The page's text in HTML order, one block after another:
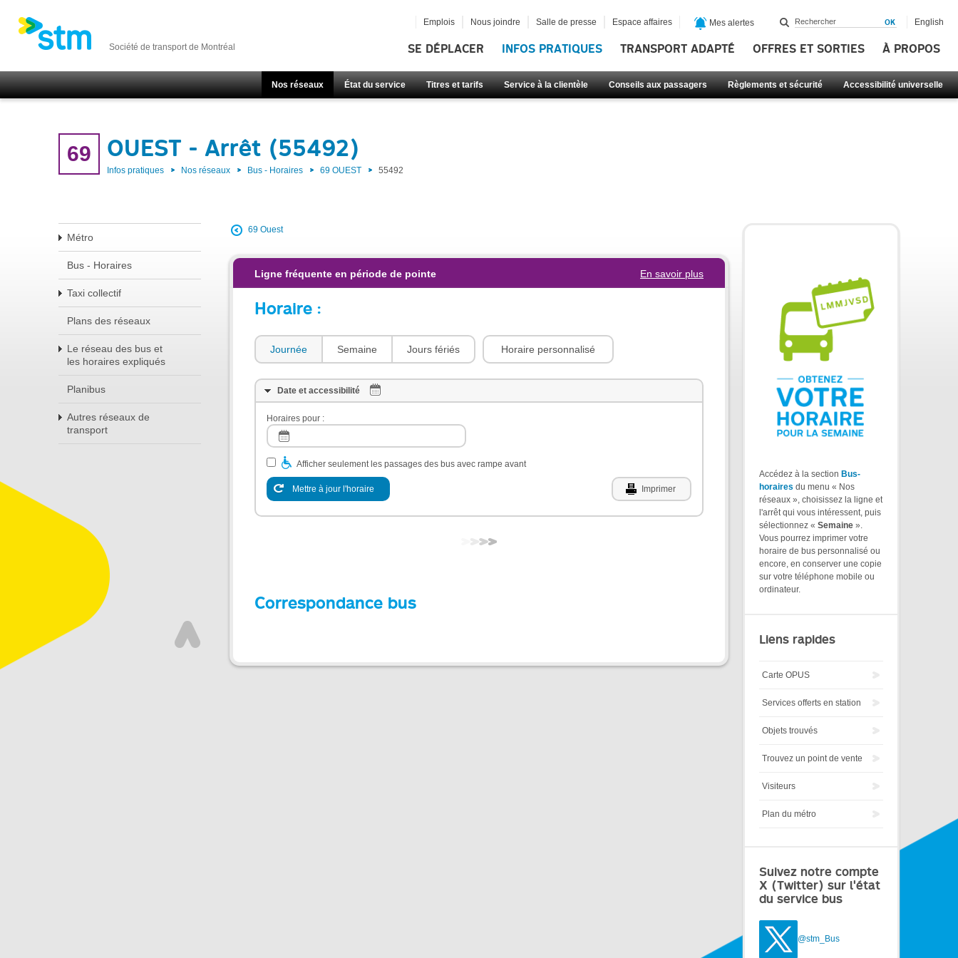
Société de transport de Montréal SE DÉPLACER INFOS PRATIQUES TRANSPORT ADAPTÉ OFFRES ET SORTIES À PROPOS
Nos réseaux État du service Titres et tarifs Service à la clientèle Conseils aux passagers Règlements et sécurité Accessibilité universelle
Emplois Nous joindre Salle de presse Espace affaires Mes alertes English
69 OUEST - Arrêt (55492)
Infos pratiques Nos réseaux Bus - Horaires 69 OUEST 55492
Métro
Bus - Horaires
Taxi collectif
Plans des réseaux
Le réseau des bus et
les horaires expliqués
Planibus
Autres réseaux de
transport
69 Ouest
Ligne fréquente en période de pointe En savoir plus
Horaire :
Journée Semaine Jours fériés Horaire personnalisé
Date et accessibilité
Horaires pour :
Afficher seulement les passages des bus avec rampe avant
Mettre à jour l'horaire Imprimer
Correspondance bus
Accédez à la section Bus-
horaires du menu « Nos
réseaux », choisissez la ligne et
l'arrêt qui vous intéressent, puis
sélectionnez « Semaine ».
Vous pourrez imprimer votre
horaire de bus personnalisé ou
encore, en conserver une copie
sur votre téléphone mobile ou
ordinateur.
Liens rapides
Carte OPUS
Services offerts en station
Objets trouvés
Trouvez un point de vente
Visiteurs
Plan du métro
Suivez notre compte
X (Twitter) sur l'état
du service bus
@stm_Bus